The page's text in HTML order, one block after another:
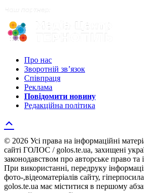
Про нас
Зворотній зв’язок
Співпраця
Реклама
Повідомити новину
Редакційна політика
© 2026 Усі права на інформаційні
сайті ГОЛОС / golos.te.ua, захищені
законодавством про авторське право та
При використанні, передруку
фото-,відеоматеріалів сайту,
golos.te.ua має міститися в першому